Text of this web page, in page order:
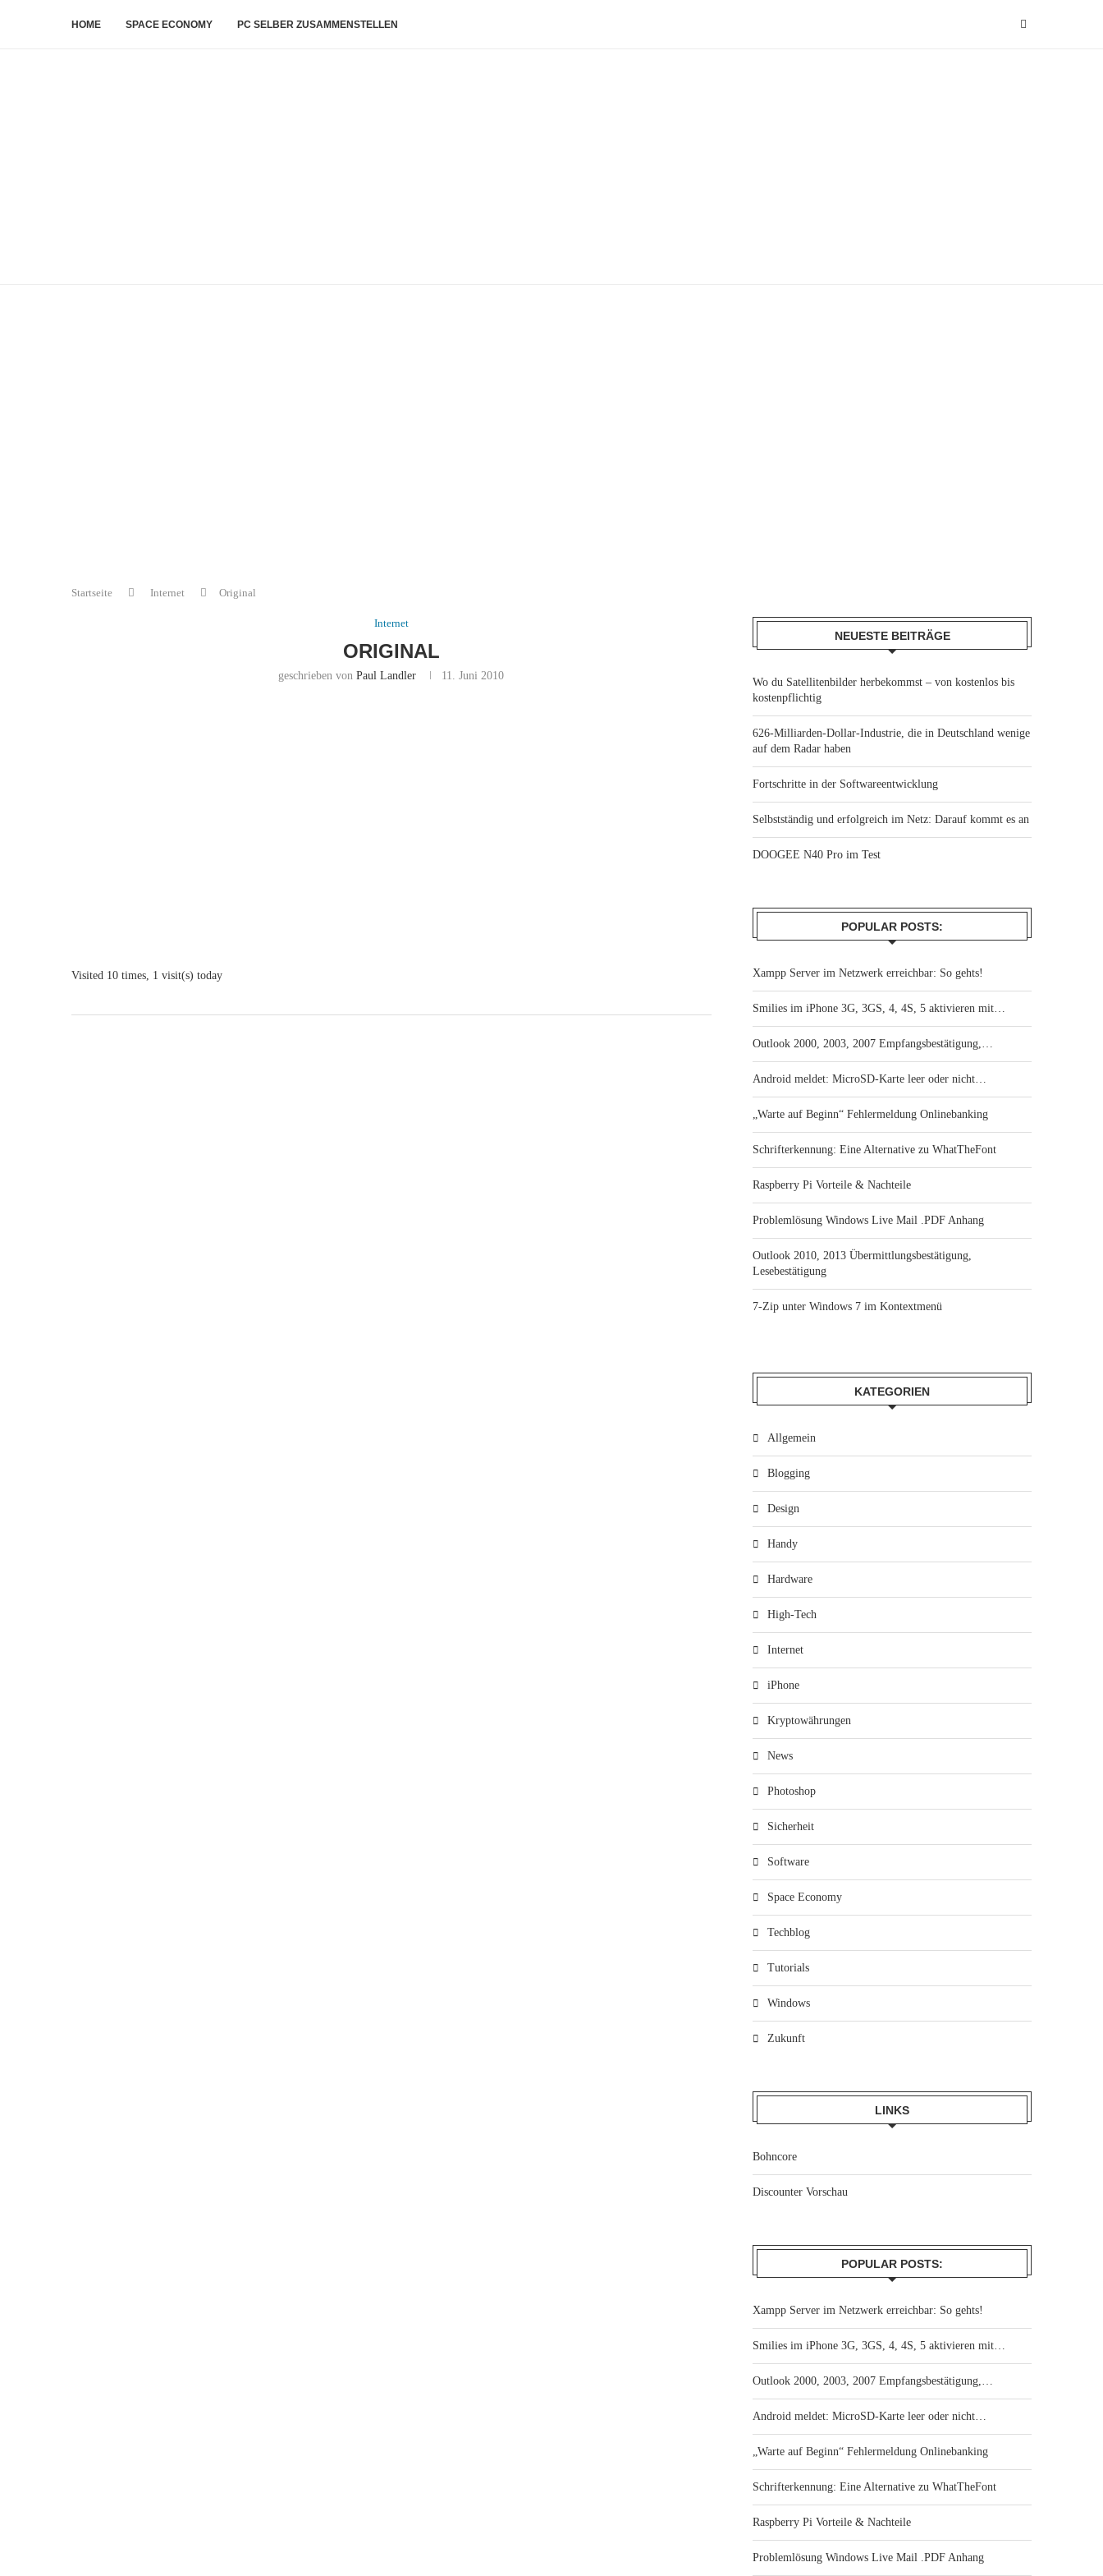
HOME SPACE ECONOMY PC SELBER ZUSAMMENSTELLEN
Startseite Internet Original
Internet
ORIGINAL
geschrieben vonPaul Landler 11. Juni 2010
Visited 10 times, 1 visit(s) today
NEUESTE BEITRÄGE
Wo du Satellitenbilder herbekommst – von kostenlos bis
kostenpflichtig
626-Milliarden-Dollar-Industrie, die in Deutschland wenige
auf dem Radar haben
Fortschritte in der Softwareentwicklung
Selbstständig und erfolgreich im Netz: Darauf kommt es an
DOOGEE N40 Pro im Test
POPULAR POSTS:
Xampp Server im Netzwerk erreichbar: So gehts!
Smilies im iPhone 3G, 3GS, 4, 4S, 5 aktivieren mit…
Outlook 2000, 2003, 2007 Empfangsbestätigung,…
Android meldet: MicroSD-Karte leer oder nicht…
„Warte auf Beginn“ Fehlermeldung Onlinebanking
Schrifterkennung: Eine Alternative zu WhatTheFont
Raspberry Pi Vorteile & Nachteile
Problemlösung Windows Live Mail .PDF Anhang
Outlook 2010, 2013 Übermittlungsbestätigung,
Lesebestätigung
7-Zip unter Windows 7 im Kontextmenü
KATEGORIEN
Allgemein
Blogging
Design
Handy
Hardware
High-Tech
Internet
iPhone
Kryptowährungen
News
Photoshop
Sicherheit
Software
Space Economy
Techblog
Tutorials
Windows
Zukunft
LINKS
Bohncore
Discounter Vorschau
POPULAR POSTS:
Xampp Server im Netzwerk erreichbar: So gehts!
Smilies im iPhone 3G, 3GS, 4, 4S, 5 aktivieren mit…
Outlook 2000, 2003, 2007 Empfangsbestätigung,…
Android meldet: MicroSD-Karte leer oder nicht…
„Warte auf Beginn“ Fehlermeldung Onlinebanking
Schrifterkennung: Eine Alternative zu WhatTheFont
Raspberry Pi Vorteile & Nachteile
Problemlösung Windows Live Mail .PDF Anhang